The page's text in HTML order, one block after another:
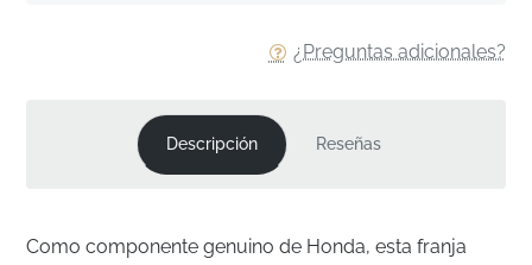
¿Preguntas adicionales?
Descripción Reseñas
Como componente genuino de Honda, esta franja